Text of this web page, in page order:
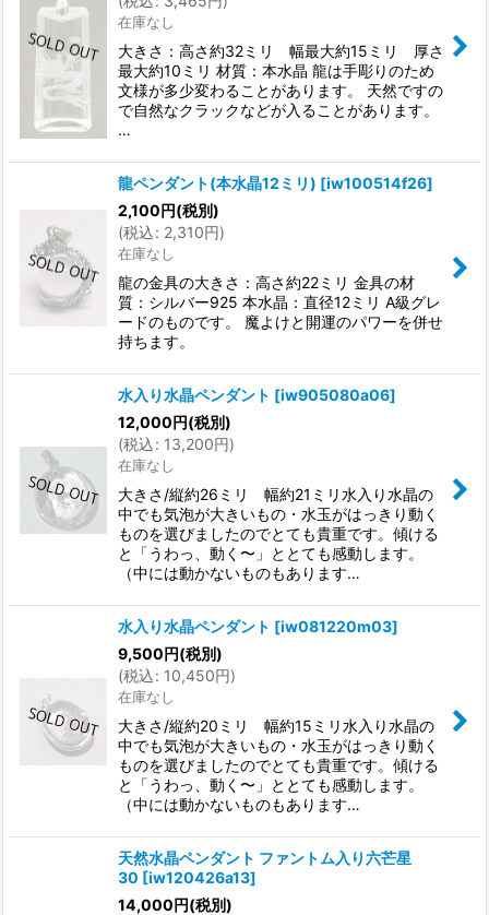
在庫なし
大きさ：高さ約32ミリ 幅最大約15ミリ 厚さ
最大約10ミリ 材質：本水晶 龍は手彫りのため
文様が多少変わることがあります。 天然ですの
で自然なクラックなどが入ることがあります。
…
龍ペンダント(本水晶12ミリ) [iw100514f26]
2,100円(税別)
(税込: 2,310円)
在庫なし
龍の金具の大きさ：高さ約22ミリ 金具の材
質：シルバー925 本水晶：直径12ミリ A級グレ
ードのものです。 魔よけと開運のパワーを併せ
持ちます。
水入り水晶ペンダント [iw905080a06]
12,000円(税別)
(税込: 13,200円)
在庫なし
大きさ/縦約26ミリ 幅約21ミリ水入り水晶の
中でも気泡が大きいもの・水玉がはっきり動く
ものを選びましたのでとても貴重です。傾ける
と「うわっ、動く〜」ととても感動します。
（中には動かないものもあります…
水入り水晶ペンダント [iw081220m03]
9,500円(税別)
(税込: 10,450円)
在庫なし
大きさ/縦約20ミリ 幅約15ミリ水入り水晶の
中でも気泡が大きいもの・水玉がはっきり動く
ものを選びましたのでとても貴重です。傾ける
と「うわっ、動く〜」ととても感動します。
（中には動かないものもあります…
天然水晶ペンダント ファントム入り六芒星
30 [iw120426a13]
14,000円(税別)